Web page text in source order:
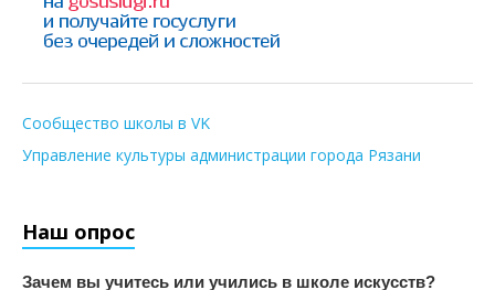
Сообщество школы в VK
Управление культуры администрации города Рязани
Наш опрос
Зачем вы учитесь или учились в школе искусств?